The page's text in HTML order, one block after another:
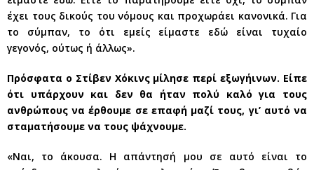
έχει τους δικούς του νόμους και προχωράει κανονικά. Για
το σύμπαν, το ότι εμείς είμαστε εδώ είναι τυχαίο
γεγονός, ούτως ή άλλως».
Πρόσφατα ο Στίβεν Χόκινς μίλησε περί εξωγήινων. Είπε
ότι υπάρχουν και δεν θα ήταν πολύ καλό για τους
ανθρώπους να έρθουμε σε επαφή μαζί τους, γι’ αυτό να
σταματήσουμε να τους ψάχνουμε.
«Ναι, το άκουσα. Η απάντησή μου σε αυτό είναι το